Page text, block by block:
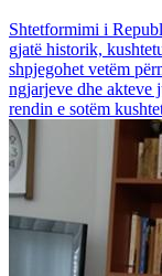
Shtetformimi i
gjatë historik,
shpjegohet vetëm
ngjarjeve dhe akteve
rendin e sotëm